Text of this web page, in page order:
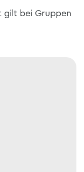
gilt bei Gruppen